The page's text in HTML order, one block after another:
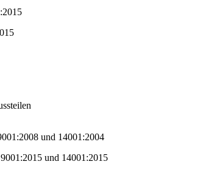
und 14001:2004
und 14001:2015